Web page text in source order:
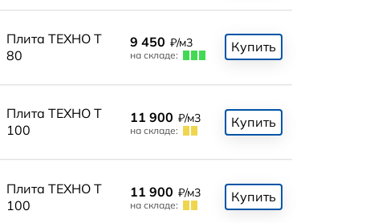
Плита ТЕХНО Т
80
9 450 ₽/м3
на складе:
Купить
Плита ТЕХНО Т
100
11 900 ₽/м3
на складе:
Купить
Плита ТЕХНО Т
100
11 900 ₽/м3
на складе:
Купить